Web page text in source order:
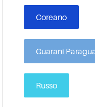
Coreano
Guarani
Russo